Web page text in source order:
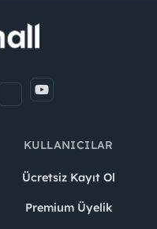
KULLANICILAR
Ücretsiz Kayıt Ol
Premium Üyelik